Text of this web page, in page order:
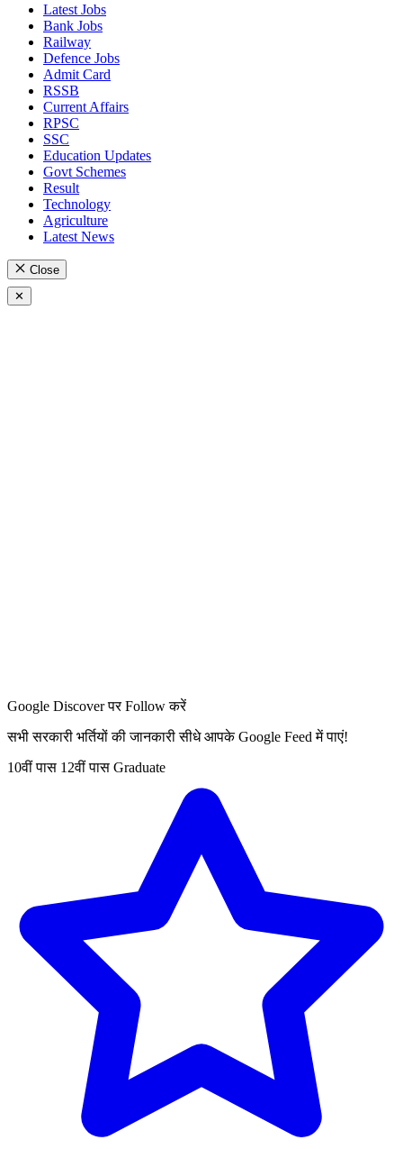
Latest Jobs
Bank Jobs
Railway
Defence Jobs
Admit Card
RSSB
Current Affairs
RPSC
SSC
Education Updates
Govt Schemes
Result
Technology
Agriculture
Latest News
Close
✕
Google Discover पर Follow करें
सभी सरकारी भर्तियों की जानकारी सीधे आपके Google Feed में पाएं!
10वीं पास 12वीं पास Graduate